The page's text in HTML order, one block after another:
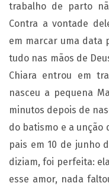
trabalho de parto
Contra a vontade
em marcar uma data
tudo nas mãos de
Chiara entrou em
nasceu a pequena
minutos depois de
do batismo e a unção
pais em 10 de junho
diziam, foi perfeita:
esse amor, nada